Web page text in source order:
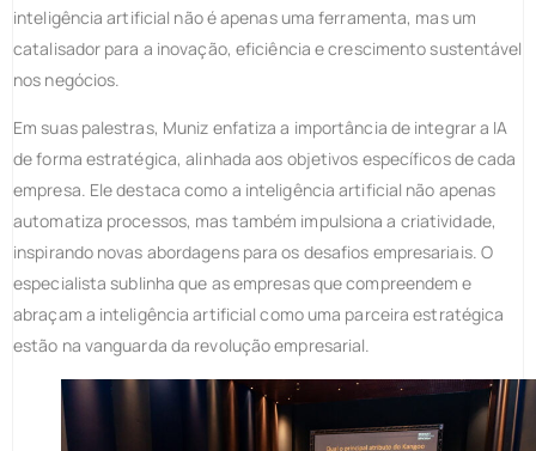
inteligência artificial não é apenas uma ferramenta, mas um
catalisador para a inovação, eficiência e crescimento sustentável
nos negócios.
Em suas palestras, Muniz enfatiza a importância de integrar a IA
de forma estratégica, alinhada aos objetivos específicos de cada
empresa. Ele destaca como a inteligência artificial não apenas
automatiza processos, mas também impulsiona a criatividade,
inspirando novas abordagens para os desafios empresariais. O
especialista sublinha que as empresas que compreendem e
abraçam a inteligência artificial como uma parceira estratégica
estão na vanguarda da revolução empresarial.